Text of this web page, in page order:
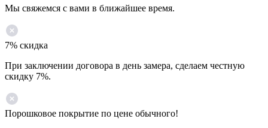
Мы свяжемся с вами в ближайшее время.
7% скидка
При заключении договора в день замера, сделаем честную
скидку 7%.
Порошковое покрытие по цене обычного!